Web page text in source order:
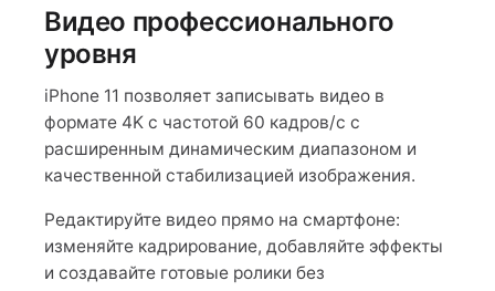
Видео профессионального
уровня
iPhone 11 позволяет записывать видео в
формате 4K с частотой 60 кадров/с с
расширенным динамическим диапазоном и
качественной стабилизацией изображения.
Редактируйте видео прямо на смартфоне:
изменяйте кадрирование, добавляйте эффекты
и создавайте готовые ролики без